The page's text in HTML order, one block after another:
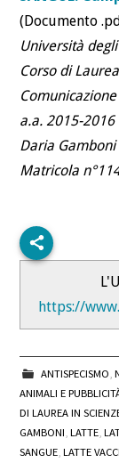
(Documento
Università
Corso di
Comunicazione
a.a. 2015-2016
Daria Gamboni
Matricola
https://
ANTISPECISMO
ANIMALI E
DI LAUREA IN
GAMBONI ,LATTE ,
SANGUE ,LATTE